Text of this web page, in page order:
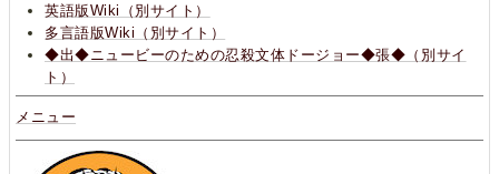
英語版Wiki（別サイト）
多言語版Wiki（別サイト）
◆出◆ニュービーのための忍殺文体ドージョー◆張◆（別サイ
ト）
メニュー